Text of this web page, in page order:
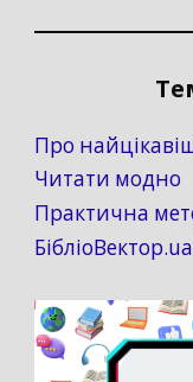
Про
Читати модно
Практична
БібліоВектор.ua